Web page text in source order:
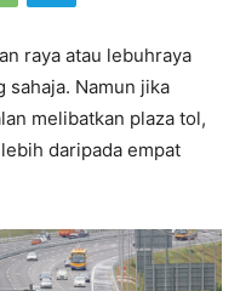
raya atau lebuhraya
sahaja. Namun jika
melibatkan plaza tol,
daripada empat